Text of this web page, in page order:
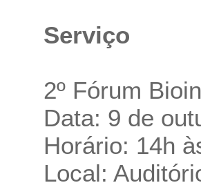
Serviço
2º Fórum
Data: 9 de
Horário: 14h
Local: